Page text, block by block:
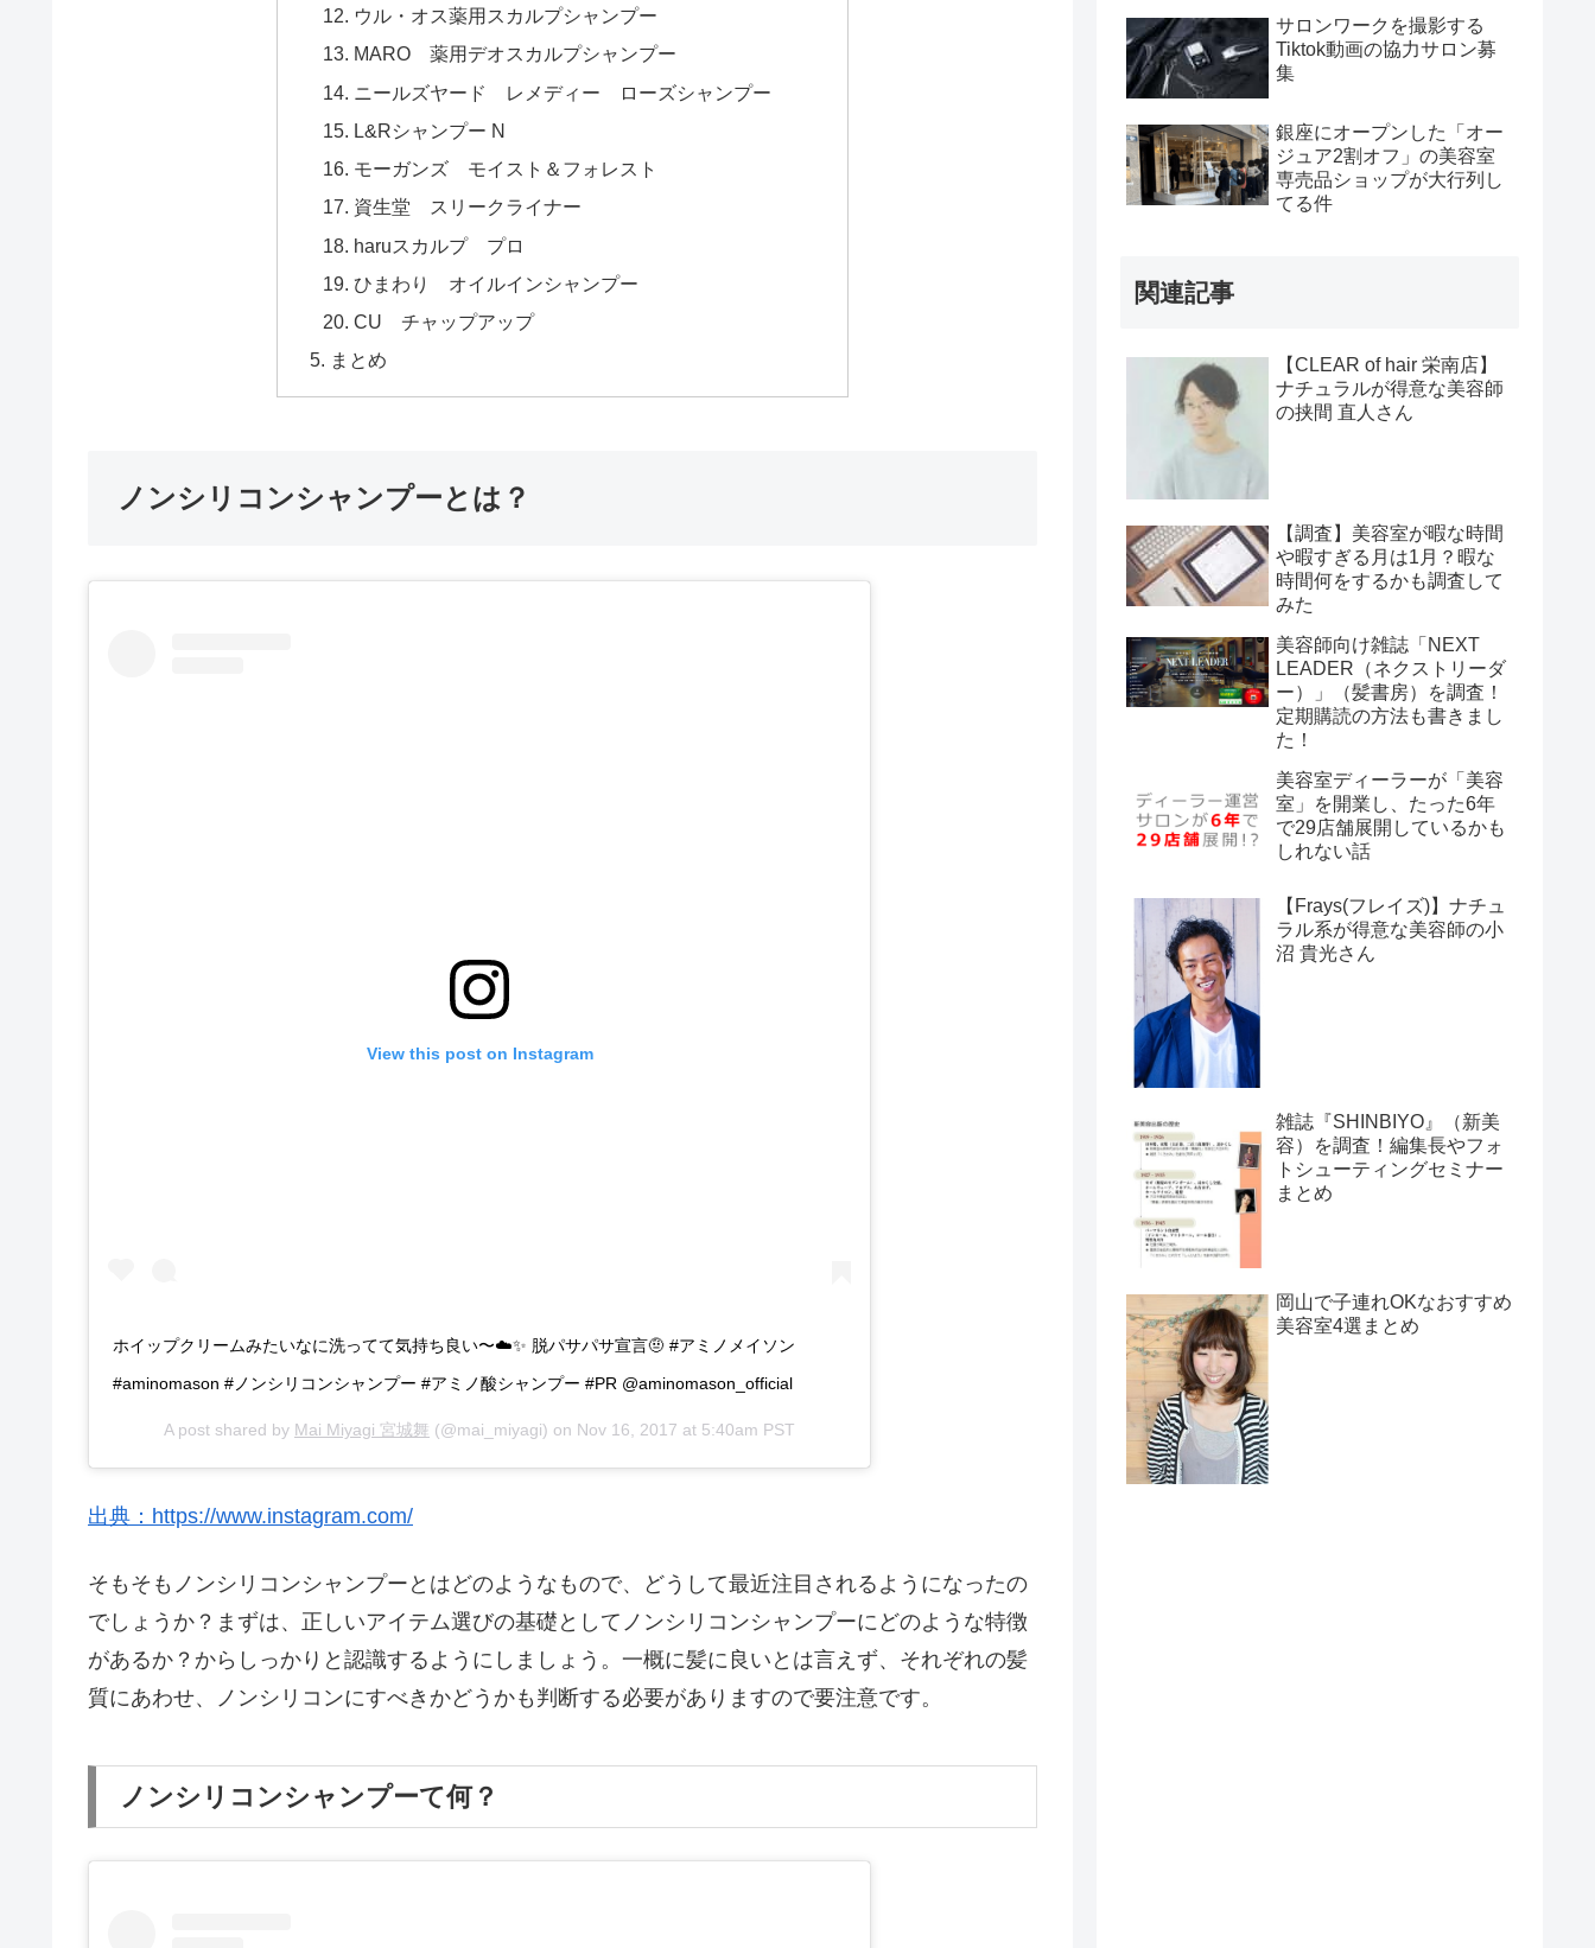
ウル・オス薬用スカルプシャンプー
MARO 薬用デオスカルプシャンプー
ニールズヤード レメディー ローズシャンプー
L&Rシャンプー N
モーガンズ モイスト＆フォレスト
資生堂 スリークライナー
haruスカルプ プロ
ひまわり オイルインシャンプー
CU チャップアップ
まとめ
ノンシリコンシャンプーとは？
View this post on Instagram
ホイップクリームみたいなに洗ってて気持ち良い〜☁️✨ 脱パサパサ宣言🤨 #アミノメイソン
#aminomason #ノンシリコンシャンプー #アミノ酸シャンプー #PR @aminomason_official
A post shared by Mai Miyagi 宮城舞 (@mai_miyagi) on Nov 16, 2017 at 5:40am PST
出典：https://www.instagram.com/
そもそもノンシリコンシャンプーとはどのようなもので、どうして最近注目されるようになったの
でしょうか？まずは、正しいアイテム選びの基礎としてノンシリコンシャンプーにどのような特徴
があるか？からしっかりと認識するようにしましょう。一概に髪に良いとは言えず、それぞれの髪
質にあわせ、ノンシリコンにすべきかどうかも判断する必要がありますので要注意です。
ノンシリコンシャンプーて何？
サロンワークを撮影する
Tiktok動画の協力サロン募
集
銀座にオープンした「オー
ジュア2割オフ」の美容室
専売品ショップが大行列し
てる件
関連記事
【CLEAR of hair 栄南店】
ナチュラルが得意な美容師
の挟間 直人さん
【調査】美容室が暇な時間
や暇すぎる月は1月？暇な
時間何をするかも調査して
みた
美容師向け雑誌「NEXT
LEADER（ネクストリーダ
ー）」（髪書房）を調査！
定期購読の方法も書きまし
た！
美容室ディーラーが「美容
室」を開業し、たった6年
で29店舗展開しているかも
しれない話
【Frays(フレイズ)】ナチュ
ラル系が得意な美容師の小
沼 貴光さん
雑誌『SHINBIYO』（新美
容）を調査！編集長やフォ
トシューティングセミナー
まとめ
岡山で子連れOKなおすすめ
美容室4選まとめ